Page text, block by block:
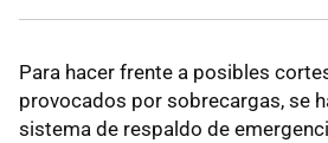
Para hacer frente a posibles
provocados por sobrecargas, se
sistema de respaldo de